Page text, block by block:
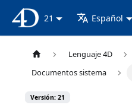
Documentación 4D
21 Español
Lenguaje 4D
Documentos sistema
Versión: 21